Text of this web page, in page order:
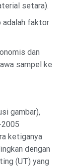
setara).
adalah faktor
dan
sampel ke
gambar),
ketiganya
dengan
(UT) yang